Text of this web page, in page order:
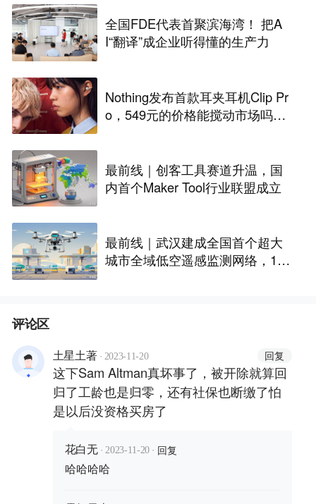
全国FDE代表首聚滨海湾！ 把A
I“翻译”成企业听得懂的生产力
Nothing发布首款耳夹耳机Clip Pr
o，549元的价格能搅动市场吗？
最前线｜创客工具赛道升温，国
内首个Maker Tool行业联盟成立
最前线｜武汉建成全国首个超大
城市全域低空遥感监测网络，146
评论区
土星土著 · 2023-11-20 回复
这下Sam Altman真坏事了，被开除就算回
归了工龄也是归零，还有社保也断缴了怕
是以后没资格买房了
花白无 · 2023-11-20 · 回复
哈哈哈哈